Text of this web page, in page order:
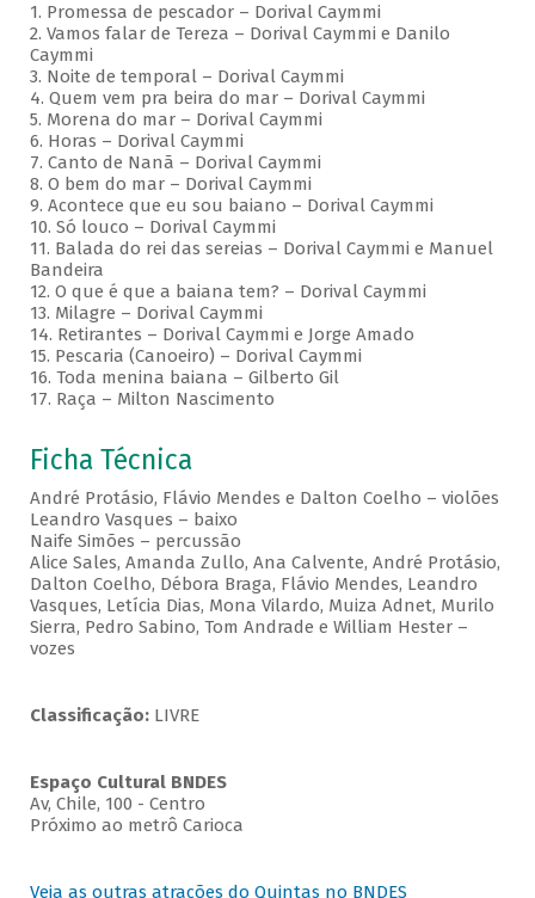
1. Promessa de pescador – Dorival Caymmi
2. Vamos falar de Tereza – Dorival Caymmi e Danilo
Caymmi
3. Noite de temporal – Dorival Caymmi
4. Quem vem pra beira do mar – Dorival Caymmi
5. Morena do mar – Dorival Caymmi
6. Horas – Dorival Caymmi
7. Canto de Nanã – Dorival Caymmi
8. O bem do mar – Dorival Caymmi
9. Acontece que eu sou baiano – Dorival Caymmi
10. Só louco – Dorival Caymmi
11. Balada do rei das sereias – Dorival Caymmi e Manuel
Bandeira
12. O que é que a baiana tem? – Dorival Caymmi
13. Milagre – Dorival Caymmi
14. Retirantes – Dorival Caymmi e Jorge Amado
15. Pescaria (Canoeiro) – Dorival Caymmi
16. Toda menina baiana – Gilberto Gil
17. Raça – Milton Nascimento
Ficha Técnica
André Protásio, Flávio Mendes e Dalton Coelho – violões
Leandro Vasques – baixo
Naife Simões – percussão
Alice Sales, Amanda Zullo, Ana Calvente, André Protásio,
Dalton Coelho, Débora Braga, Flávio Mendes, Leandro
Vasques, Letícia Dias, Mona Vilardo, Muiza Adnet, Murilo
Sierra, Pedro Sabino, Tom Andrade e William Hester –
vozes
Classificação: LIVRE
Espaço Cultural BNDES
Av, Chile, 100 - Centro
Próximo ao metrô Carioca
Veja as outras atrações do Quintas no BNDES